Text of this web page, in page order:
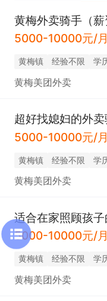
5000-10000元/月
黄梅镇 经验不限 学
黄梅美团外卖
超好找媳妇的外
5000-10000元/月
黄梅镇 经验不限 学
黄梅美团外卖
适合在家照顾孩
5000-10000元/月
黄梅镇 经验不限 学
黄梅美团外卖